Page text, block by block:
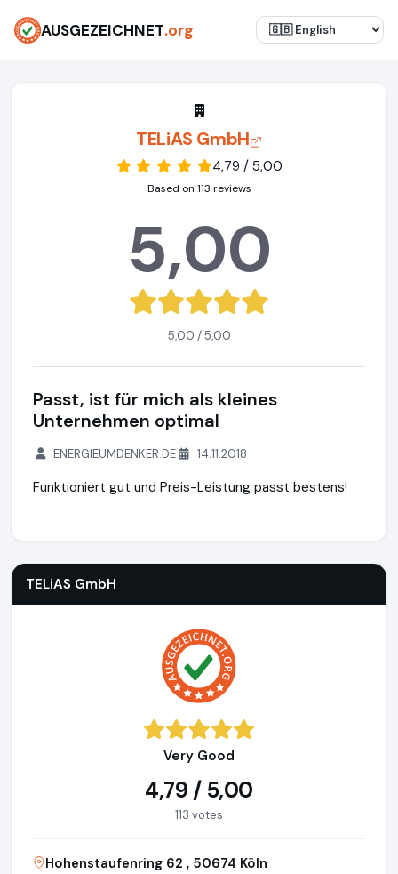
AUSGEZEICHNET.org
TELiAS GmbH
4,79 / 5,00
Based on 113 reviews
5,00
5,00 / 5,00
Passt, ist für mich als kleines
Unternehmen optimal
ENERGIEUMDENKER.DE 14.11.2018
Funktioniert gut und Preis-Leistung passt bestens!
TELiAS GmbH
Very Good
4,79 / 5,00
113 votes
Hohenstaufenring 62 , 50674 Köln